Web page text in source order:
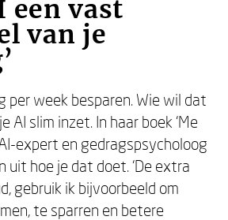
een vast
van je
per week besparen. Wie wil dat
AI slim inzet. In haar boek ‘Me
expert en gedragspsycholoog
uit hoe je dat doet. ‘De extra
gebruik ik bijvoorbeeld om
te sparren en betere